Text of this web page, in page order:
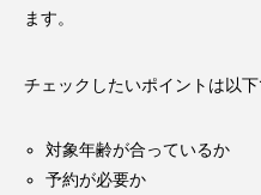
ます。
チェックしたいポイントは以下
対象年齢が合っているか
予約が必要か